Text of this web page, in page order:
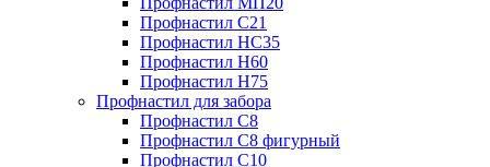
Профнастил С21
Профнастил НС35
Профнастил Н60
Профнастил Н75
Профнастил для забора
Профнастил С8
Профнастил С8 фигурный
Профнастил С10